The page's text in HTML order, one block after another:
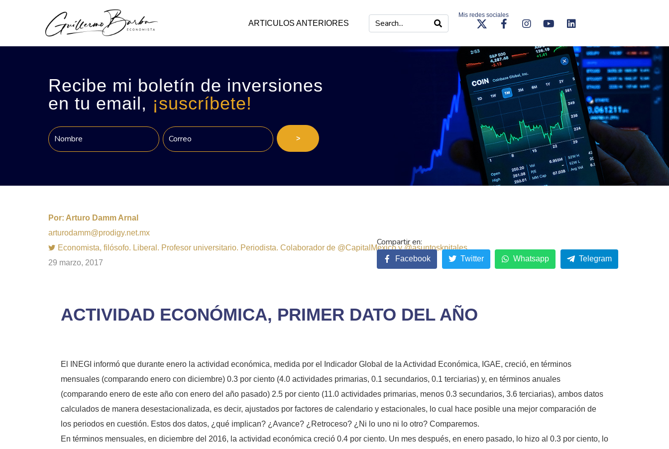
ARTICULOS ANTERIORES
Mis redes sociales
Recibe mi boletín de inversiones
en tu email, ¡suscríbete!
>
Por: Arturo Damm Arnal
arturodamm@prodigy.net.mx
Economista, filósofo. Liberal. Profesor universitario. Periodista. Colaborador de @CapitalMexico y @asuntoskpitales
29 marzo, 2017
ACTIVIDAD ECONÓMICA, PRIMER DATO DEL AÑO
El INEGI informó que durante enero la actividad económica, medida por el Indicador Global de la Actividad Económica, IGAE, creció, en términos
mensuales (comparando enero con diciembre) 0.3 por ciento (4.0 actividades primarias, 0.1 secundarios, 0.1 terciarias) y, en términos anuales
(comparando enero de este año con enero del año pasado) 2.5 por ciento (11.0 actividades primarias, menos 0.3 secundarios, 3.6 terciarias), ambos datos
calculados de manera desestacionalizada, es decir, ajustados por factores de calendario y estacionales, lo cual hace posible una mejor comparación de
los periodos en cuestión. Estos dos datos, ¿qué implican? ¿Avance? ¿Retroceso? ¿Ni lo uno ni lo otro? Comparemos.
En términos mensuales, en diciembre del 2016, la actividad económica creció 0.4 por ciento. Un mes después, en enero pasado, lo hizo al 0.3 por ciento, lo
Facebook Twitter Whatsapp Telegram